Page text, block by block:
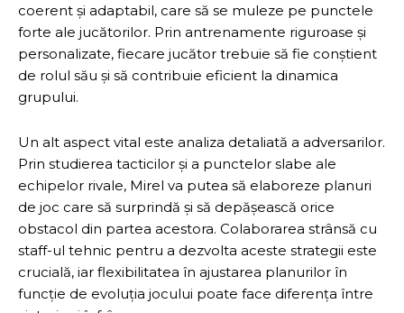
coerent și adaptabil, care să se muleze pe punctele
forte ale jucătorilor. Prin antrenamente riguroase și
personalizate, fiecare jucător trebuie să fie conștient
de rolul său și să contribuie eficient la dinamica
grupului.
Un alt aspect vital este analiza detaliată a adversarilor.
Prin studierea tacticilor și a punctelor slabe ale
echipelor rivale, Mirel va putea să elaboreze planuri
de joc care să surprindă și să depășească orice
obstacol din partea acestora. Colaborarea strânsă cu
staff-ul tehnic pentru a dezvolta aceste strategii este
crucială, iar flexibilitatea în ajustarea planurilor în
funcție de evoluția jocului poate face diferența între